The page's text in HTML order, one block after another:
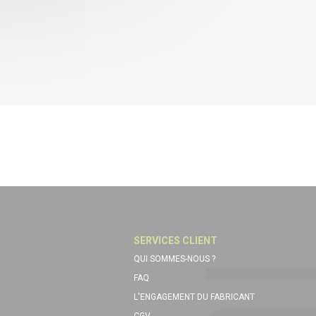
SERVICES CLIENT
QUI SOMMES-NOUS ?
FAQ
L'ENGAGEMENT DU FABRICANT